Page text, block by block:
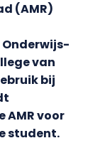
(AMR)
van
bij
AMR voor
student.